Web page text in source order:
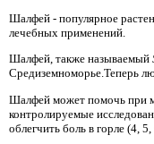
Шалфей - популярное
лечебных применений.
Шалфей, также называемый
Средиземноморье.Теперь
Шалфей может помочь при
контролируемые
облегчить боль в горле (4, 5,